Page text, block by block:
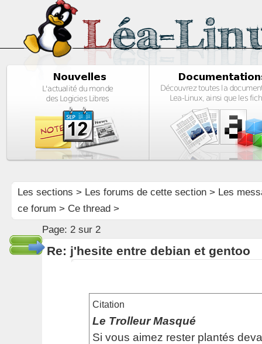
Les sections > Les forums de cette section> Les
ce forum > Ce thread >
Page: 2 sur 2
Re: j'hesite entre debian et gentoo
Citation
Le Trolleur Masqué
Si vous aimez rester plantés